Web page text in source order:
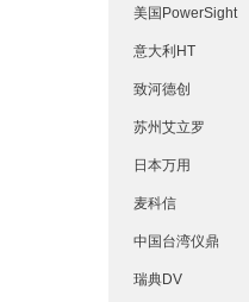
美国PowerSight
意大利HT
致河德创
苏州艾立罗
日本万用
麦科信
中国台湾仪鼎
瑞典DV